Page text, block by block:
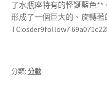
了水瓶座特有的怪誕藍色**
形成了一個巨大的、旋轉
TC:osder9follow7
分類: 分數